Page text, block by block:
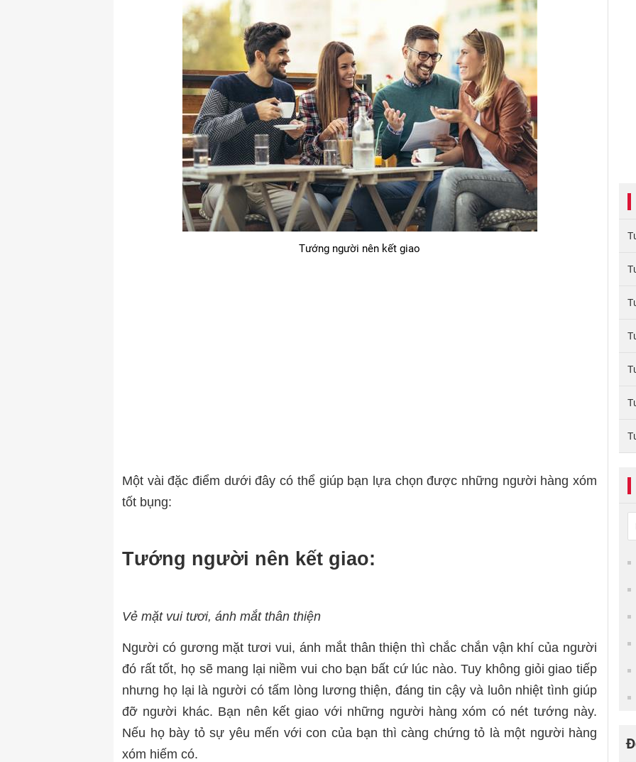
Tướng người nên kết giao
Một vài đặc điểm dưới đây có thể giúp bạn lựa chọn được những người hàng xóm
tốt bụng:
Tướng người nên kết giao:
Vẻ mặt vui tươi, ánh mắt thân thiện
Người có gương mặt tươi vui, ánh mắt thân thiện thì chắc chắn vận khí của người
đó rất tốt, họ sẽ mang lại niềm vui cho bạn bất cứ lúc nào.Tuy không giỏi giao tiếp
nhưng họ lại là người có tấm lòng lương thiện, đáng tin cậy và luôn nhiệt tình giúp
đỡ người khác. Bạn nên kết giao với những người hàng xóm có nét tướng này.
Nếu họ bày tỏ sự yêu mến với con của bạn thì càng chứng tỏ là một người hàng
xóm hiếm có.